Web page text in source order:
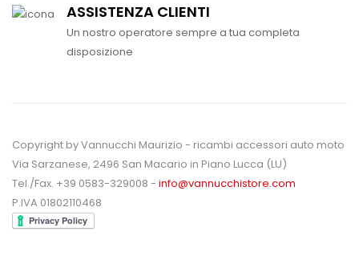
ASSISTENZA CLIENTI
Un nostro operatore sempre a tua completa
disposizione
Copyright by Vannucchi Maurizio - ricambi accessori auto moto
Via Sarzanese, 2496 San Macario in Piano Lucca (LU)
Tel./Fax. +39 0583-329008 - info@vannucchistore.com
P.IVA 01802110468